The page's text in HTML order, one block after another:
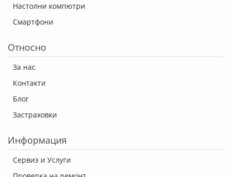
Настолни компютри
Смартфони
Относно
За нас
Контакти
Блог
Застраховки
Информация
Сервиз и Услуги